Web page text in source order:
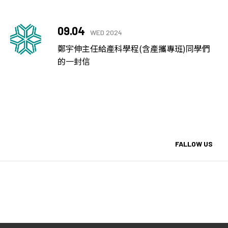
09.04 WED 2024
鄭宇伸主任給產科學程(含產攜專班)同學們
的一封信
FALLOW US